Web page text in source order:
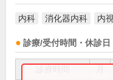
内科 消化器内科 内
診療/受付時間・休診日